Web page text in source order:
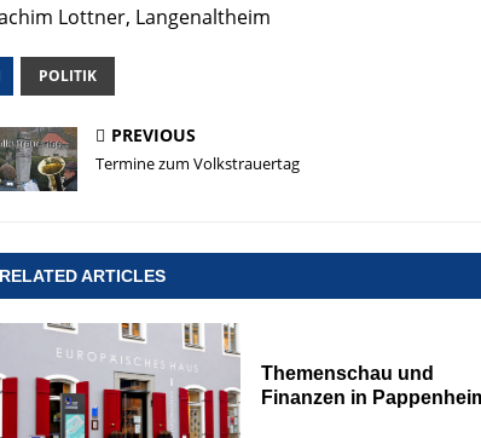
Lottner, Langenaltheim
POLITIK
PREVIOUS
Termine zum Volkstrauertag
RELATED ARTICLES
Themenschau und
Finanzen in